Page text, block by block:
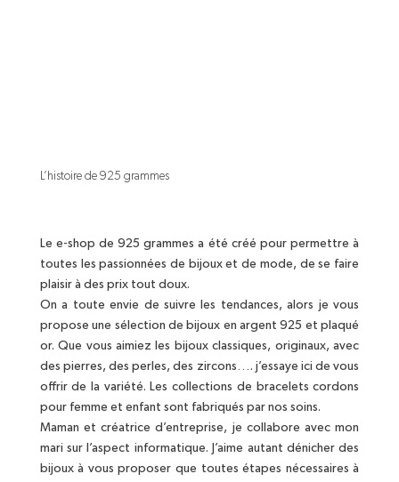
L’histoire de 925 grammes
Le e-shop de 925 grammes a été créé pour permettre à
toutes les passionnées de bijoux et de mode, de se faire
plaisir à des prix tout doux.
On a toute envie de suivre les tendances, alors je vous
propose une sélection de bijoux en argent 925 et plaqué
or. Que vous aimiez les bijoux classiques, originaux, avec
des pierres, des perles, des zircons…. j’essaye ici de vous
offrir de la variété. Les collections de bracelets cordons
pour femme et enfant sont fabriqués par nos soins.
Maman et créatrice d’entreprise, je collabore avec mon
mari sur l’aspect informatique. J’aime autant dénicher des
bijoux à vous proposer que toutes étapes nécessaires à